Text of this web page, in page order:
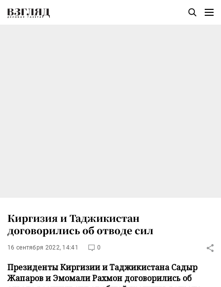
Киргизия и Таджикистан
договорились об отводе сил
16 сентября 2022, 14:41 0
Президенты Киргизии и Таджикистана Садыр
Жапаров и Эмомали Рахмон договорились об